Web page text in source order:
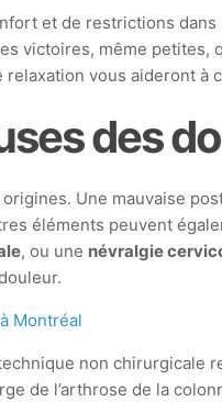
et de restrictions
victoires, même
vous aideront
des
Une mauvaise
éléments peuvent
, ou une névralgie
Montréal
non chirurgicale
de l’arthrose de la